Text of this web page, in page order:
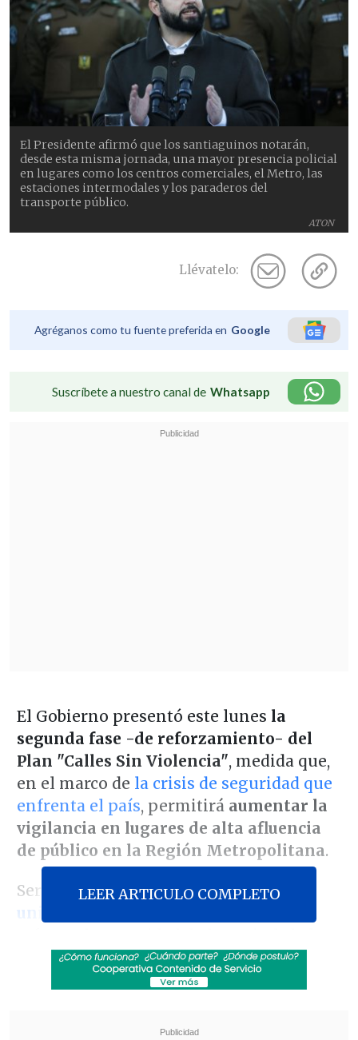
ATON
El Presidente afirmó que los santiaguinos notarán,
desde esta misma jornada, una mayor presencia policial
en lugares como los centros comerciales, el Metro, las
estaciones intermodales y los paraderos del
transporte público.
Llévatelo:
Agréganos como tu fuente preferida en Google
Suscríbete a nuestro canal de Whatsapp
El Gobierno presentó este lunes la
segunda fase -de reforzamiento- del
Plan "Calles Sin Violencia", medida que,
en el marco de la crisis de seguridad que
enfrenta el país, permitirá aumentar la
vigilancia en lugares de alta afluencia
de público en la Región Metropolitana.
Serán
más de 900 funcionarios
uniformados
cualescerca de 500 tuvieron su último
semestre en la Escuela de Formación de
LEER ARTICULO COMPLETO